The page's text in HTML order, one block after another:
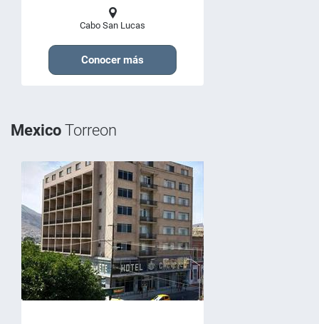
Cabo San Lucas
Conocer más
Mexico Torreon